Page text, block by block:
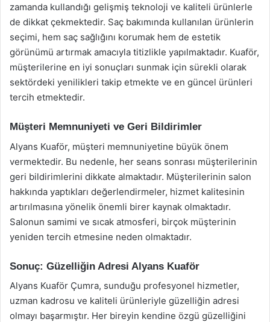
zamanda kullandığı gelişmiş teknoloji ve kaliteli ürünlerle
de dikkat çekmektedir. Saç bakımında kullanılan ürünlerin
seçimi, hem saç sağlığını korumak hem de estetik
görünümü artırmak amacıyla titizlikle yapılmaktadır. Kuaför,
müşterilerine en iyi sonuçları sunmak için sürekli olarak
sektördeki yenilikleri takip etmekte ve en güncel ürünleri
tercih etmektedir.
Müşteri Memnuniyeti ve Geri Bildirimler
Alyans Kuaför, müşteri memnuniyetine büyük önem
vermektedir. Bu nedenle, her seans sonrası müşterilerinin
geri bildirimlerini dikkate almaktadır. Müşterilerinin salon
hakkında yaptıkları değerlendirmeler, hizmet kalitesinin
artırılmasına yönelik önemli birer kaynak olmaktadır.
Salonun samimi ve sıcak atmosferi, birçok müşterinin
yeniden tercih etmesine neden olmaktadır.
Sonuç: Güzelliğin Adresi Alyans Kuaför
Alyans Kuaför Çumra, sunduğu profesyonel hizmetler,
uzman kadrosu ve kaliteli ürünleriyle güzelliğin adresi
olmayı başarmıştır. Her bireyin kendine özgü güzelliğini